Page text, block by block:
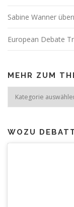
Sabine Wanner
European Debate
MEHR ZUM
zum
WOZU